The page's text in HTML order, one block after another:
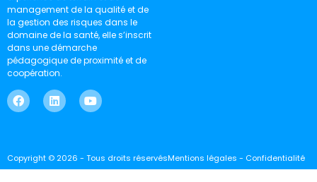
management de la qualité et de
la gestion des risques dans le
domaine de la santé, elle s’inscrit
dans une démarche
pédagogique de proximité et de
coopération.
Copyright © 2026 - Tous droits réservésMentions légales - Confidentialité